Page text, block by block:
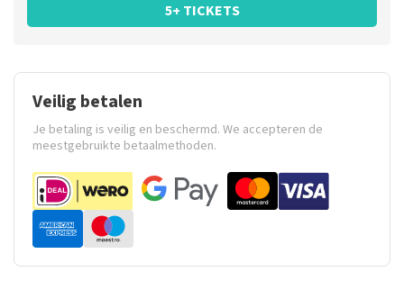
5+ TICKETS
Veilig betalen
Je betaling is veilig en beschermd. We accepteren de
meestgebruikte betaalmethoden.